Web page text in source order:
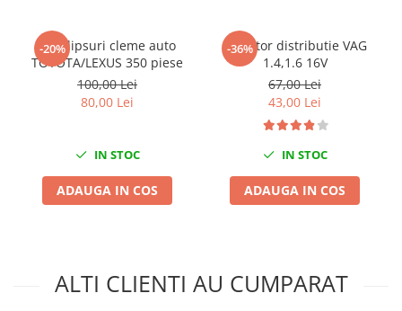
Rover
Saab
Universale
Volkswagen
Volvo
Accesorii Pneumatice
-20%
Set clipsuri cleme auto
TOYOTA/LEXUS 350 piese
100,00 Lei
80,00 Lei
IN STOC
ADAUGA IN COS
-36%
Blocator distributie VAG
1.4,1.6 16V
67,00 Lei
43,00 Lei
IN STOC
ADAUGA IN COS
ALTI CLIENTI AU CUMPARAT